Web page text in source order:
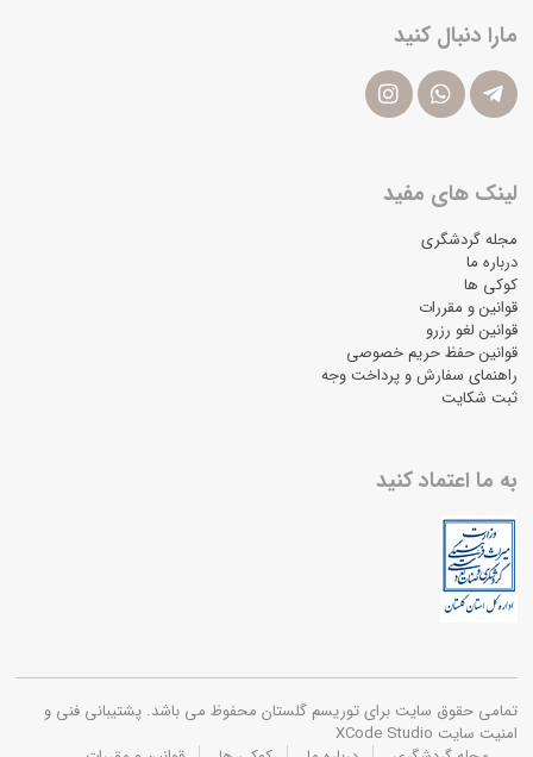
مارا دنبال کنید
لینک های مفید
مجله گردشگری
درباره ما
کوکی ها
قوانین و مقررات
قوانین لغو رزرو
قوانین حفظ حریم خصوصی
راهنمای سفارش و پرداخت وجه
ثبت شکایت
به ما اعتماد کنید
تمامی حقوق سایت برای توریسم گلستان محفوظ می باشد. پشتیبانی فنی و
امنیت سایت XCode Studio